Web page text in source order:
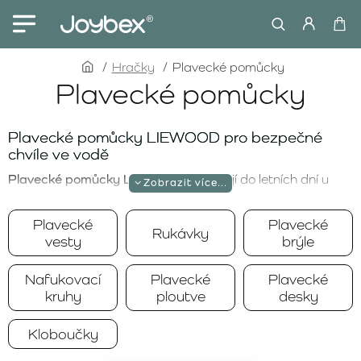
Plavecké pomůcky
homeHračky Plavecké pomůcky
Plavecké pomůcky LIEWOOD pro bezpečné
chvíle ve vodě
Plavecké pomůcky LIEWOODpřinášejí do letních dní u
vody dokonalé spojení bezpečnosti, funkčnosti a
prémiového skandinávského designu. V této kategorii
najdete pečlivě vybrané produkty značky LIEWOOD, jako
jsou plovací vesty, rukávky, ploutve nebo plavecké brýle,
které pomáhají dětem objevovat vodu s větší jistotou a
rodičům přinášejí větší klid. Pro náročné rodiče, kteří hledají
kvalitu bez kompromisů, jsou produkty LIEWOOD ideální
volbou na dovolenou, k bazénu i pro pravidelné letní
aktivity.
Plavecké
vesty
Rukávky
Plavecké
brýle
Nafukovací
kruhy
Plavecké
ploutve
Plavecké
desky
Kloboučky